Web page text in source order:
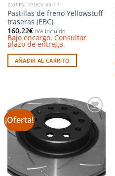
2.0TFSI 170CV 05-11
Pastillas de freno Yellowstuff
traseras (EBC)
160,22€ IVA Incluido
Bajo encargo. Consultar
plazo de entrega.
AÑADIR AL CARRITO
¡Oferta!
Añadir
a la
deseos